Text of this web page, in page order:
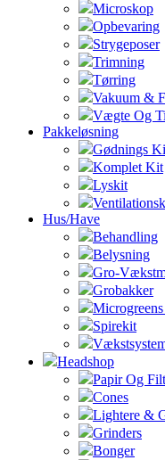
Microskop
Opbevaring
Strygeposer
Trimning
Tørring
Vakuum &
Vægte Og
Pakkeløsning
Gødnings
Komplet Kit
Lyskit
Hus/Have
Behandling
Belysning
Gro-
Grobakker
Spirekit
Headshop
Papir Og
Cones
Lightere &
Grinders
Bonger